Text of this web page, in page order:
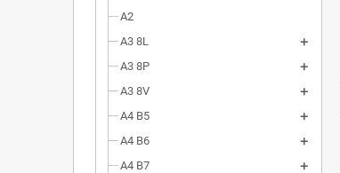
A2
A3 8L
A3 8P
A3 8V
A4 B5
A4 B6
A4 B7